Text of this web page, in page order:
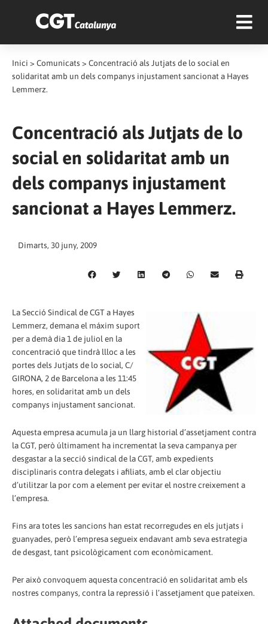
Inici > Comunicats > Concentració als Jutjats de lo social en
solidaritat amb un dels companys injustament sancionat a Hayes
Lemmerz.
Concentració als Jutjats de lo
social en solidaritat amb un
dels companys injustament
sancionat a Hayes Lemmerz.
Dimarts, 30 juny, 2009
La Secció Sindical de CGT a Hayes
Lemmerz, demana el máxim suport
per a demà dia 1 de juliol en la
concentració que tindrà llloc a les
portes dels Jutjats de lo social, C/
GIRONA, 2 de Barcelona a les 11:45
hores, en solidaritat amb un dels
companys injustament sancionat.
Aquesta empresa acumula ja un llarg historial d’assetjament contra
la CGT, però últimament ha incrementat la seva campanya per
desgastar a la secció sindical de la CGT, amb expedients
disciplinaris contra delegats i afiliats, amb el clar objectiu
d’utilitzar la por com a element per evitar el nostre creixement a
l’empresa.
Fins ara totes les sancions han estat recorregudes en els jutjats i
guanyades, però l’empresa segueix endavant amb seva estrategia
de desgast, tant psicològicament com econòmicament.
Per això convoquem aquesta concentració en solidaritat amb els
nostres companys, contra la repressió i l’assetjament que pateixen.